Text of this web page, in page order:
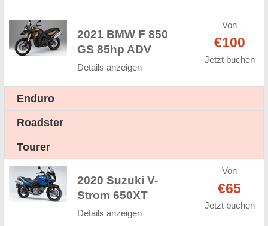
2021 BMW F 850
GS 85hp ADV
Details anzeigen
Von
€100
Jetzt buchen
Enduro
Roadster
Tourer
2020 Suzuki V-
Strom 650XT
Details anzeigen
Von
€65
Jetzt buchen